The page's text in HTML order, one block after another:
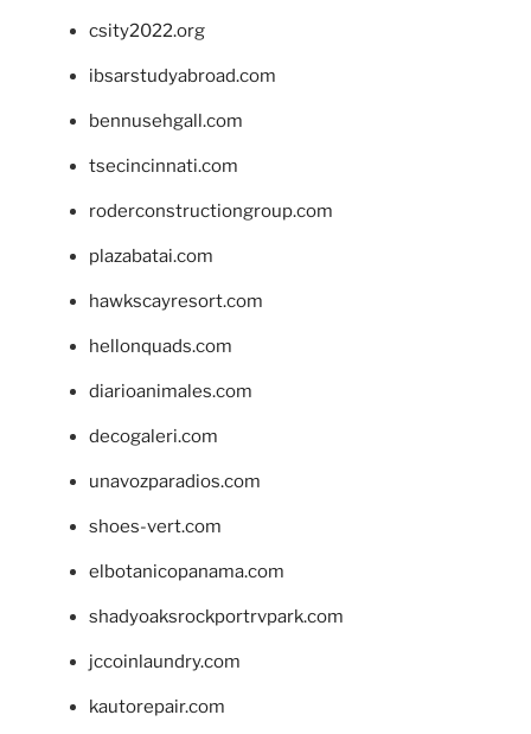
csity2022.org
ibsarstudyabroad.com
bennusehgall.com
tsecincinnati.com
roderconstructiongroup.com
plazabatai.com
hawkscayresort.com
hellonquads.com
diarioanimales.com
decogaleri.com
unavozparadios.com
shoes-vert.com
elbotanicopanama.com
shadyoaksrockportrvpark.com
jccoinlaundry.com
kautorepair.com